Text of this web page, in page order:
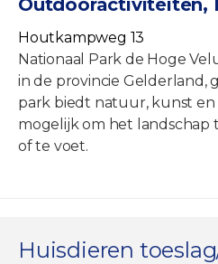
Houtkampweg 13
Nationaal Park de Hoge
in de provincie Gelderland,
park biedt natuur, kunst en
mogelijk om het landschap
of te voet.
Huisdieren